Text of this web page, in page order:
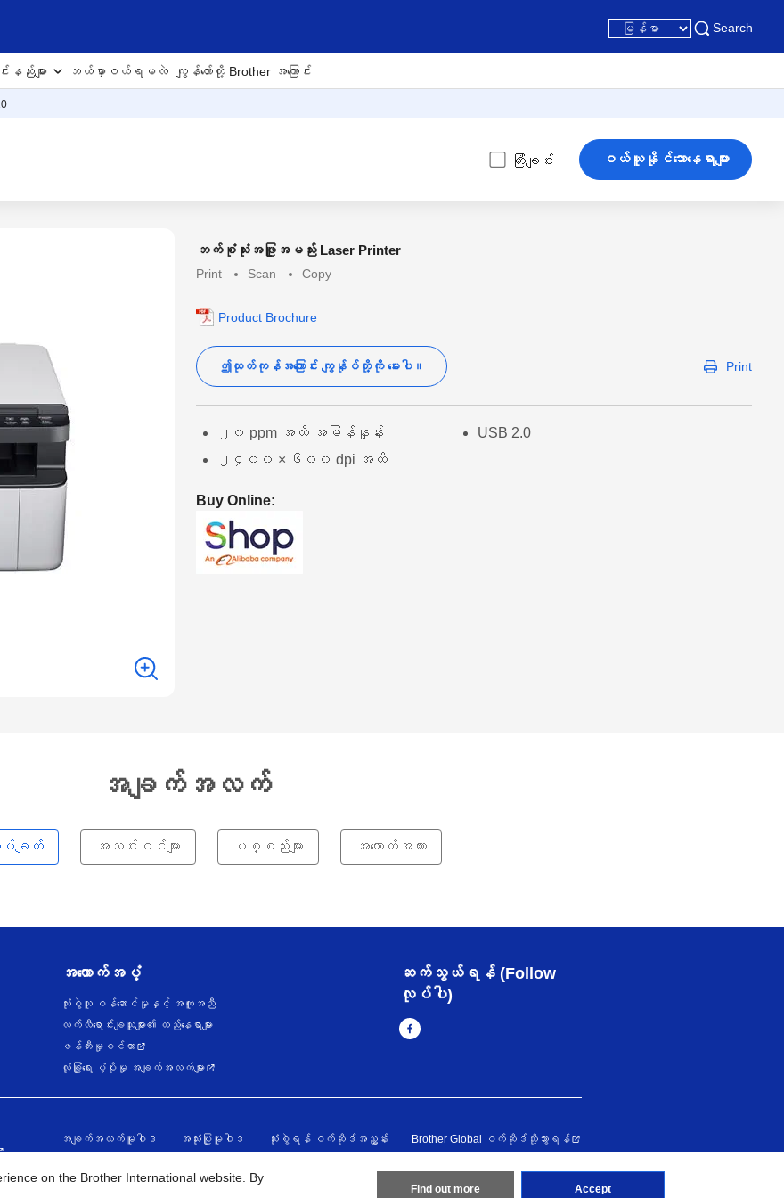
Search
ည်းများ ဘယ်မှာဝယ်ရမလဲ ကျွန်တော်တို့ Brother အကြောင်း
ကြီးချင်း ဝယ်ယူနိုင်သောနေရာများ
ဘက်စုံသုံးအဖြူအမည်း Laser Printer
Print Scan Copy
Product Brochure
ဤထုတ်ကုန်အကြောင်း ကျွန်ုပ်တို့ကို မေးပါ။ Print
၂၀ ppm အထိ အမြန်နှုန်း
USB 2.0
၂၄၀၀ × ၆၀၀ dpi အထိ
Buy Online:
အချက်အလက်
ပ်ချက် အသင်းဝင်များ ပစ္စည်းများ အထောက်အထား
အထောက်အပံ့
သုံးစွဲသူ ဝန်ဆောင်မှုနှင့် အကူအညီ
လက်လီရောင်းချသူများ၏ တည်နေရာများ
ဖန်တီးမှုစင်တာ
လုံခြုံရေး ပံ့ပိုးမှု အချက်အလက်များ
ဆက်သွယ်ရန် (Follow
လုပ်ပါ)
အချက်အလက်မူဝါဒ အသုံးပြုမူဝါဒ သုံးစွဲရန် ဝက်ဆိုဒ်အညွှန်း Brother Global ဝက်ဆိုဒ်သို့သွားရန်
BROTHER INTERNATIONAL SINGAPORE PTE. LTD. All Rights Reserved
on the Brother International website. By
Find out more Accept